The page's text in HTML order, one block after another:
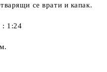
се врати и капак.
: 1:24